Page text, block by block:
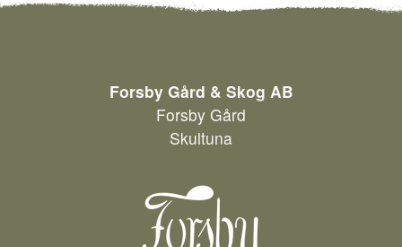
Forsby Gård & Skog AB
Forsby Gård
Skultuna